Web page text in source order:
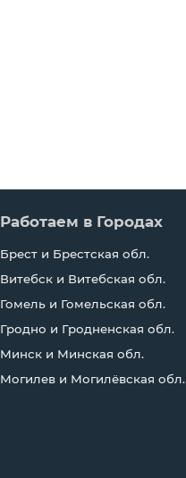
Работаем в Городах
Брест и Брестская обл.
Витебск и Витебская обл.
Гомель и Гомельская обл.
Гродно и Гродненская обл.
Минск и Минская обл.
Могилев и Могилёвская обл.